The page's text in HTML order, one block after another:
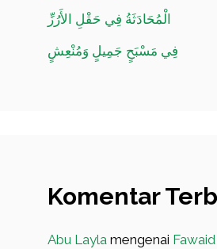
الْمُحَادَثَةُ فِي حَقْلِ الأَرُزِّ
فِي مَسْبَحٍ جَمِيلٍ وَمُنْعِشٍ
Komentar
Abu Layla mengenai